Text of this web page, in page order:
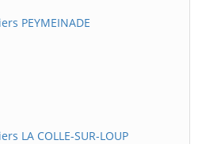
PEYMEINADE
LA COLLE-SUR-LOUP